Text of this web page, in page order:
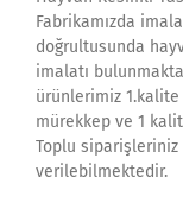
Fabrikamızda
doğrultusunda
imalatı
ürünlerimiz 1.kalite
mürekkep ve 1
Toplu
verilebilmektedir.